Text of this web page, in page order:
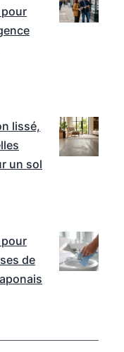
lissé,
un sol
de